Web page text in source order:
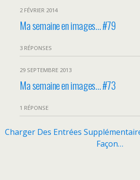
2 FÉVRIER 2014
Ma semaine en images… #79
3 RÉPONSES
29 SEPTEMBRE 2013
Ma semaine en images… #73
1 RÉPONSE
Charger Des Entrées
Façon…